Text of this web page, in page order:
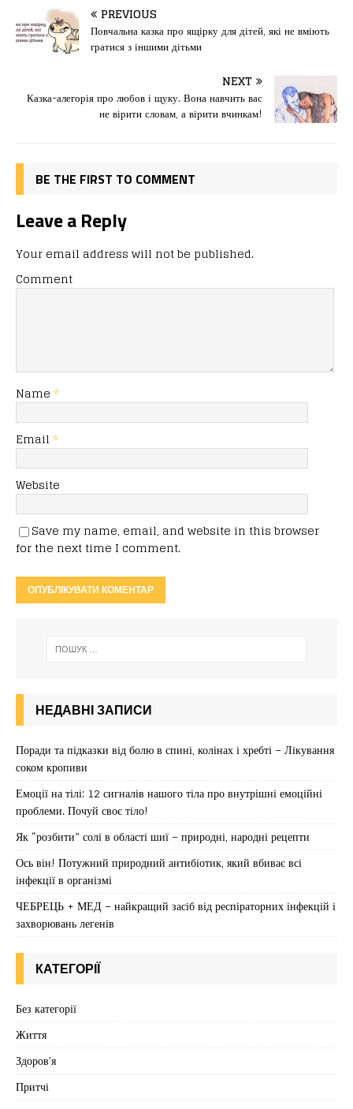
c
e
b
o
o
st
o
d
o
n
ai
l
іл
и
т
ис
я
PREVIOUS
Повчальна казка про ящірку для дітей, які не вміють
гратися з іншими дітьми
NEXT
Казка-алегорія про любов і щуку. Вона навчить вас
не вірити словам, а вірити вчинкам!
BE THE FIRST TO COMMENT
Leave a Reply
Your email address will not be published.
Comment
Name *
Email *
Website
Save my name, email, and website in this browser
for the next time I comment.
НЕДАВНІ ЗАПИСИ
Поради та підказки від болю в спині, колінах і хребті – Лікування
соком кропиви
Емоції на тілі: 12 сигналів нашого тіла про внутрішні емоційні
проблеми. Почуй своє тіло!
Як “розбити” солі в області шиї – природні, народні рецепти
Ось він! Потужний природний антибіотик, який вбиває всі
інфекції в організмі
ЧЕБРЕЦЬ + МЕД – найкращий засіб від респіраторних інфекцій і
захворювань легенів
КАТЕГОРІЇ
Без категорії
Життя
Здоров'я
Притчі